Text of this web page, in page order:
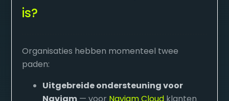
is?
Organisaties hebben momenteel twee
paden:
Uitgebreide ondersteuning voor
Naviam — voor Naviam Cloud klanten